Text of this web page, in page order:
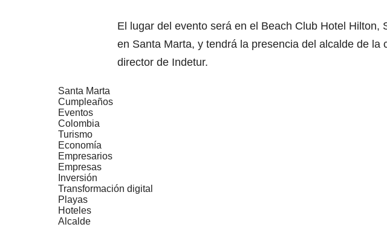
El lugar del evento será en el Beach Club Hotel Hilton,
en Santa Marta, y tendrá la presencia del alcalde de la
director de Indetur.
Santa Marta
Cumpleaños
Eventos
Colombia
Turismo
Economía
Empresarios
Empresas
Inversión
Transformación digital
Playas
Hoteles
Alcalde